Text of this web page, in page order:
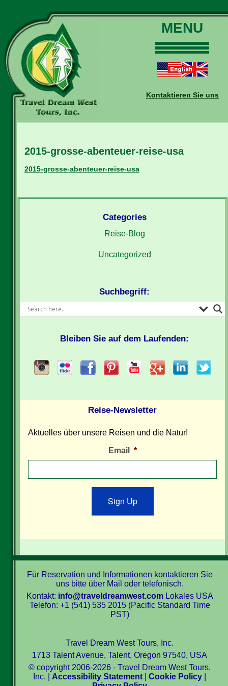
MENU
Touren
Daten und Preise
Buchungen
Kontakt
Kontaktieren Sie uns
2015-grosse-abenteuer-reise-usa
2015-grosse-abenteuer-reise-usa
Categories
Reise-Blog
Uncategorized
Suchbegriff:
Bleiben Sie auf dem Laufenden:
Reise-Newsletter
Aktuelles über unsere Reisen und die Natur!
Email *
Sign Up
Für Reservation und Informationen kontaktieren Sie
uns bitte über Mail oder telefonisch.
Kontakt: info@traveldreamwest.comLokales USA
Telefon: +1 (541) 535 2015 (Pacific Standard Time
PST)
Travel Dream West Tours, Inc.
1713 Talent Avenue, Talent, Oregon 97540, USA
© copyright 2006-2026 - Travel Dream West Tours,
Inc. | Accessibility Statement |Cookie Policy